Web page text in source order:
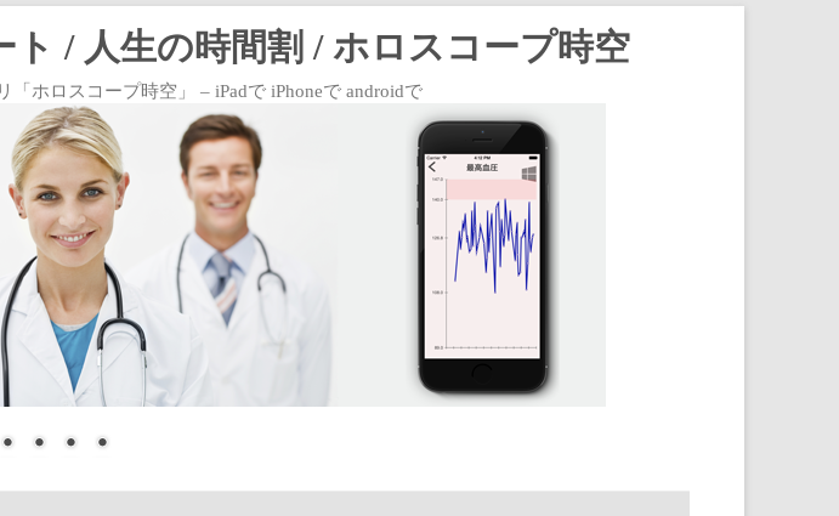
ト / 人生の時間割 / ホロスコープ時空
ホロスコープ時空」 – iPadで iPhoneで androidで